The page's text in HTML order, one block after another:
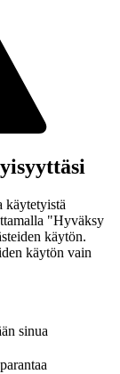
käytetyistä
"Hyväksy
käytön.
käytön vain
sinua